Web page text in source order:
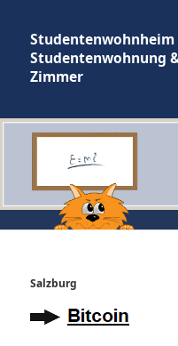
Studentenwohnheim
Studentenwohnung
Zimmer
Salzburg